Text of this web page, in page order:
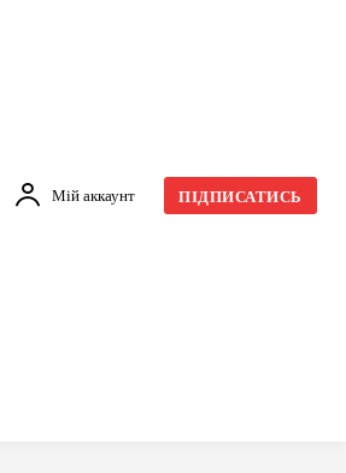
Мій аккаунт ПІДПИСАТИСЬ